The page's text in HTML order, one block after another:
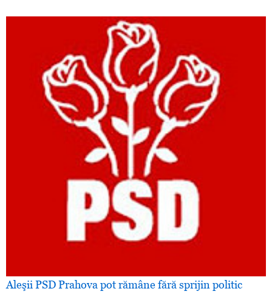
Aleşii PSD Prahova pot rămâne fără sprijin politic